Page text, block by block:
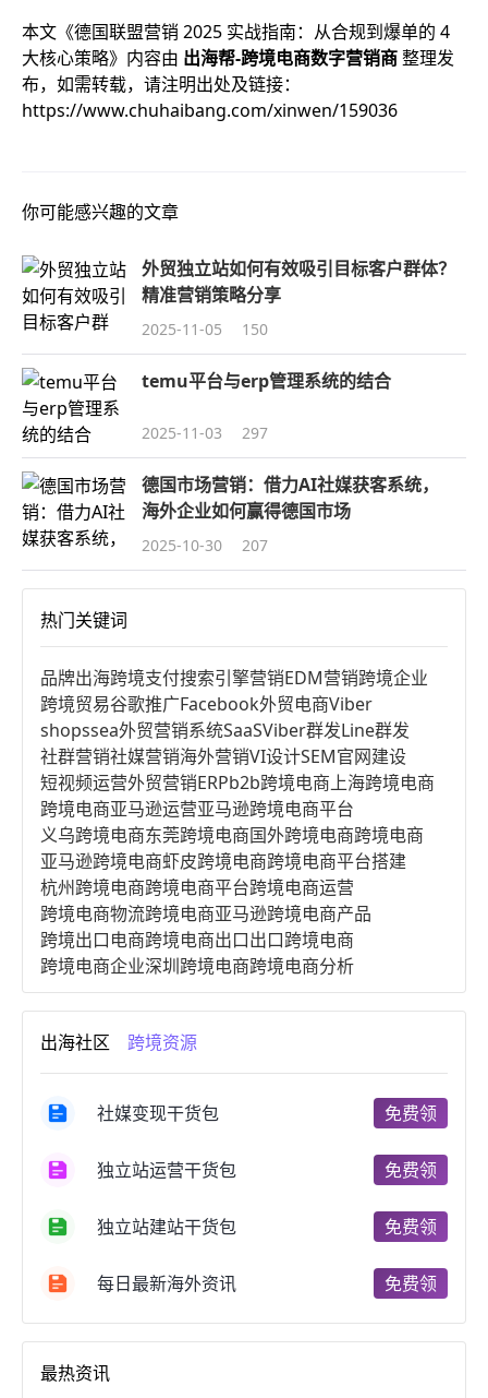
本文《德国联盟营销 2025 实战指南：从合规到爆单的 4
大核心策略》内容由 出海帮-跨境电商数字营销商整理发
布，如需转载，请注明出处及链接：
https://www.chuhaibang.com/xinwen/159036
你可能感兴趣的文章
外贸独立站如何有效吸引目标客户群体？
精准营销策略分享
2025-11-05 150
temu平台与erp管理系统的结合
2025-11-03 297
德国市场营销：借力AI社媒获客系统，
海外企业如何赢得德国市场
2025-10-30 207
热门关键词
品牌出海跨境支付搜索引擎营销EDM营销跨境企业
跨境贸易谷歌推广Facebook外贸电商Viber
shopssea外贸营销系统SaaSViber群发Line群发
社群营销社媒营销海外营销VI设计SEM官网建设
短视频运营外贸营销ERPb2b跨境电商上海跨境电商
跨境电商亚马逊运营亚马逊跨境电商平台
义乌跨境电商东莞跨境电商国外跨境电商跨境电商
亚马逊跨境电商虾皮跨境电商跨境电商平台搭建
杭州跨境电商跨境电商平台跨境电商运营
跨境电商物流跨境电商亚马逊跨境电商产品
跨境出口电商跨境电商出口出口跨境电商
跨境电商企业深圳跨境电商跨境电商分析
进口跨境电商跨境电商服务广州跨境电商
跨境电商市场跨境电商创业跨境电商注册
跨境电商开店跨境电商营销
跨境电商商品个人跨境电商跨境电商案例
郑州跨境电商跨境电商趋势
跨境电商费用美国跨境电商
天津跨境电商东南亚跨境电商
跨境电商b2b阿里巴巴跨境电商
跨境电商关税
跨境电商建站
出海社区 跨境资源
社媒变现干货包 免费领
独立站运营干货包 免费领
独立站建站干货包 免费领
每日最新海外资讯 免费领
最热资讯